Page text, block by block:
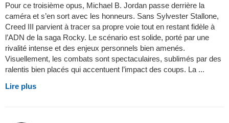
Pour ce troisième opus, Michael B. Jordan passe derrière la
caméra et s’en sort avec les honneurs. Sans Sylvester Stallone,
Creed III parvient à tracer sa propre voie tout en restant fidèle à
l’ADN de la saga Rocky. Le scénario est solide, porté par une
rivalité intense et des enjeux personnels bien amenés.
Visuellement, les combats sont spectaculaires, sublimés par des
ralentis bien placés qui accentuent l’impact des coups. La ...
Lire plus